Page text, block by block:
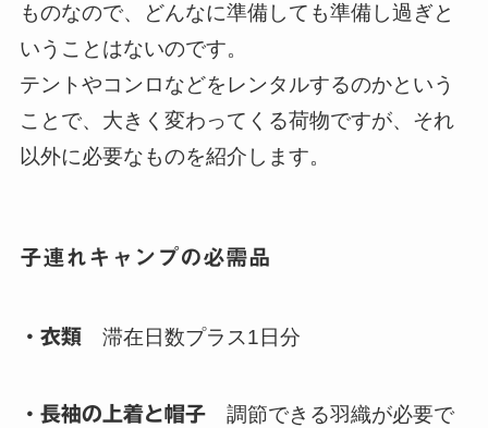
ものなので、どんなに準備しても準備し過ぎと
いうことはないのです。
テントやコンロなどをレンタルするのかという
ことで、大きく変わってくる荷物ですが、それ
以外に必要なものを紹介します。
子連れキャンプの必需品
・衣類滞在日数プラス1日分
・長袖の上着と帽子調節できる羽織が必要で